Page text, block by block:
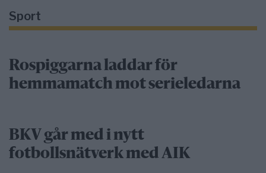
Sport
Rospiggarna laddar för
hemmamatch mot serieledarna
BKV går med i nytt
fotbollsnätverk med AIK